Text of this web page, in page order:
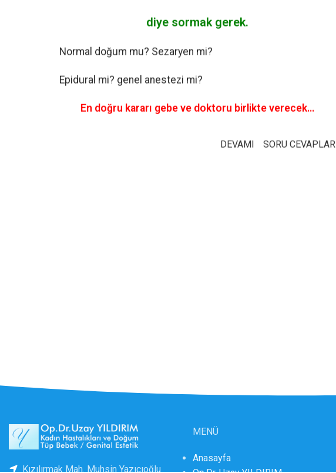
diye sormak gerek.
Normal doğum mu? Sezaryen mi?
Epidural mi? genel anestezi mi?
En doğru kararı gebe ve doktoru birlikte verecek…
DEVAMI SORU CEVAPLAR
Kızılırmak Mah. Muhsin Yazıcıoğlu
MENÜ
Anasayfa